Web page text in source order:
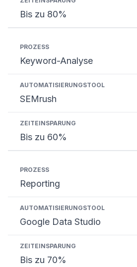
Bis zu 80%
Keyword-Analyse
SEMrush
Bis zu 60%
Reporting
Google Data Studio
Bis zu 70%